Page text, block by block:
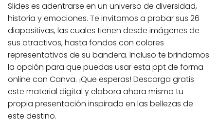
Slides es adentrarse en un universo de diversidad,
historia y emociones. Te invitamos a probar sus 26
diapositivas, las cuales tienen desde imágenes de
sus atractivos, hasta fondos con colores
representativos de su bandera. Incluso te brindamos
la opción para que puedas usar esta ppt de forma
online con Canva. ¡Que esperas! Descarga gratis
este material digital y elabora ahora mismo tu
propia presentación inspirada en las bellezas de
este destino.